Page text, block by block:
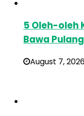
5 Oleh-oleh
Bawa Pulang
August 7,